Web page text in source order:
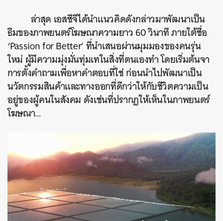
ล่าสุด เอสซีจีได้นำแนวคิดดังกล่าวมาพัฒนาเป็น
ธีมของภาพยนตร์โฆษณาความยาว 60 วินาที ภายใต้ชื่อ
‘Passion for Better’ ที่นำเสนอผ่านมุมมองของคนรุ่น
ใหม่ ผู้มีความมุ่งมั่นทุ่มเทในสิ่งที่ตนเองทำ โดยเริ่มต้นจา
การตั้งคำถามเพื่อหาคำตอบที่ใช่ ก่อนนำไปพัฒนาเป็น
นวัตกรรมสินค้าและทางออกที่ดีกว่าให้กับชีวิตความเป็น
อยู่ของผู้คนในสังคม ดังเช่นที่ปรากฏให้เห็นในภาพยนตร์
โฆษณา…